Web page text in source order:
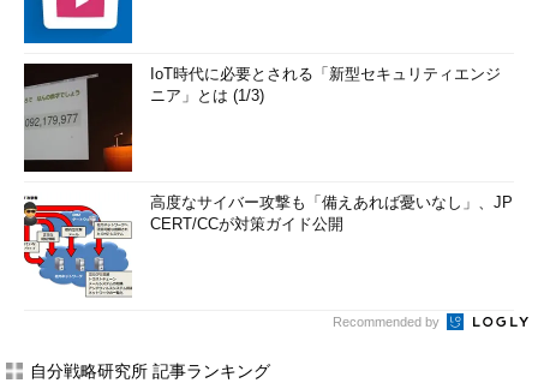
IoT時代に必要とされる「新型セキュリティエンジ
ニア」とは (1/3)
高度なサイバー攻撃も「備えあれば憂いなし」、JP
CERT/CCが対策ガイド公開
Recommended by
自分戦略研究所 記事ランキング